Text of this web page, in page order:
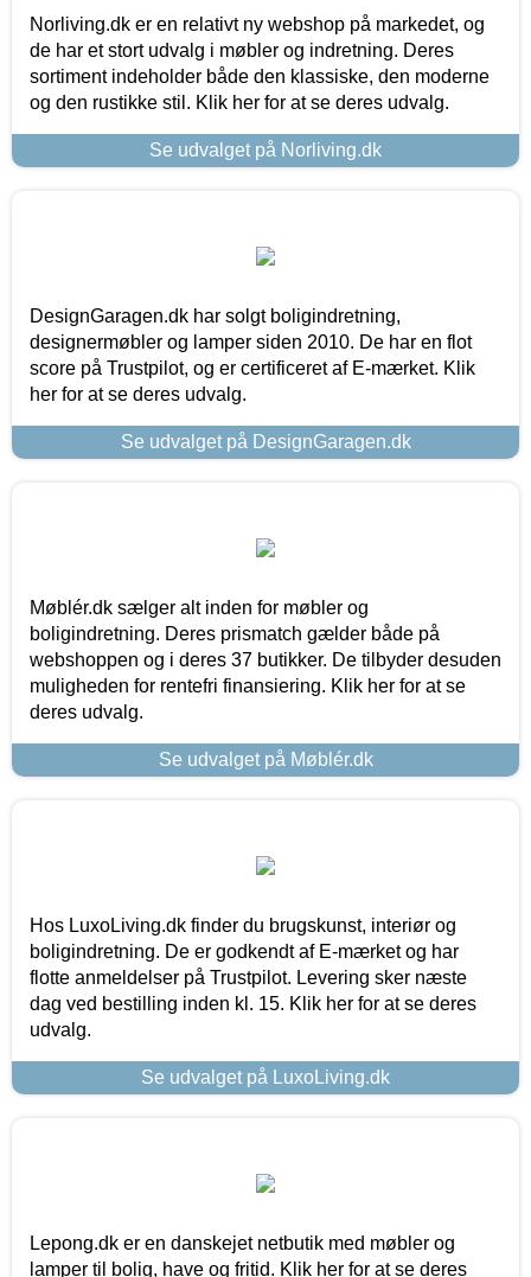
Norliving.dk er en relativt ny webshop på markedet, og
de har et stort udvalg i møbler og indretning. Deres
sortiment indeholder både den klassiske, den moderne
og den rustikke stil. Klik her for at se deres udvalg.
Se udvalget på Norliving.dk
DesignGaragen.dk har solgt boligindretning,
designermøbler og lamper siden 2010. De har en flot
score på Trustpilot, og er certificeret af E-mærket. Klik
her for at se deres udvalg.
Se udvalget på DesignGaragen.dk
Møblér.dk sælger alt inden for møbler og
boligindretning. Deres prismatch gælder både på
webshoppen og i deres 37 butikker. De tilbyder desuden
muligheden for rentefri finansiering. Klik her for at se
deres udvalg.
Se udvalget på Møblér.dk
Hos LuxoLiving.dk finder du brugskunst, interiør og
boligindretning. De er godkendt af E-mærket og har
flotte anmeldelser på Trustpilot. Levering sker næste
dag ved bestilling inden kl. 15. Klik her for at se deres
udvalg.
Se udvalget på LuxoLiving.dk
Lepong.dk er en danskejet netbutik med møbler og
lamper til bolig, have og fritid. Klik her for at se deres